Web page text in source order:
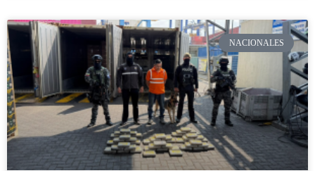
NACIONALES